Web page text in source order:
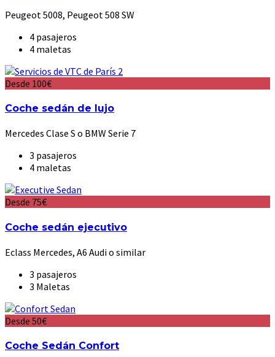
Peugeot 5008, Peugeot 508 SW
4 pasajeros
4 maletas
Desde 100€
Coche sedán de lujo
Mercedes Clase S o BMW Serie 7
3 pasajeros
4 maletas
Desde 75€
Coche sedán ejecutivo
Eclass Mercedes, A6 Audi o similar
3 pasajeros
3 Maletas
Desde 50€
Coche Sedán Confort